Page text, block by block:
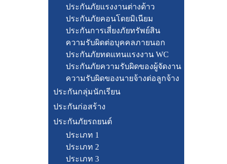
ประกันภัยแรงงานต่างด้าว
ประกันภัยคอนโดยมิเนียม
ประกันการเสี่ยงภัยทรัพย์สิน
ความรับผิดต่อบุคคลภายนอก
ประกันภัยทดแทนแรงงาน WC
ประกันภัยความรับผิดของผู้จัดงาน
ความรับผิดของนายจ้างต่อลูกจ้าง
ประกันกลุ่มนักเรียน
ประกันก่อสร้าง
ประกันภัยรถยนต์
ประเภท 1
ประเภท 2
ประเภท 3